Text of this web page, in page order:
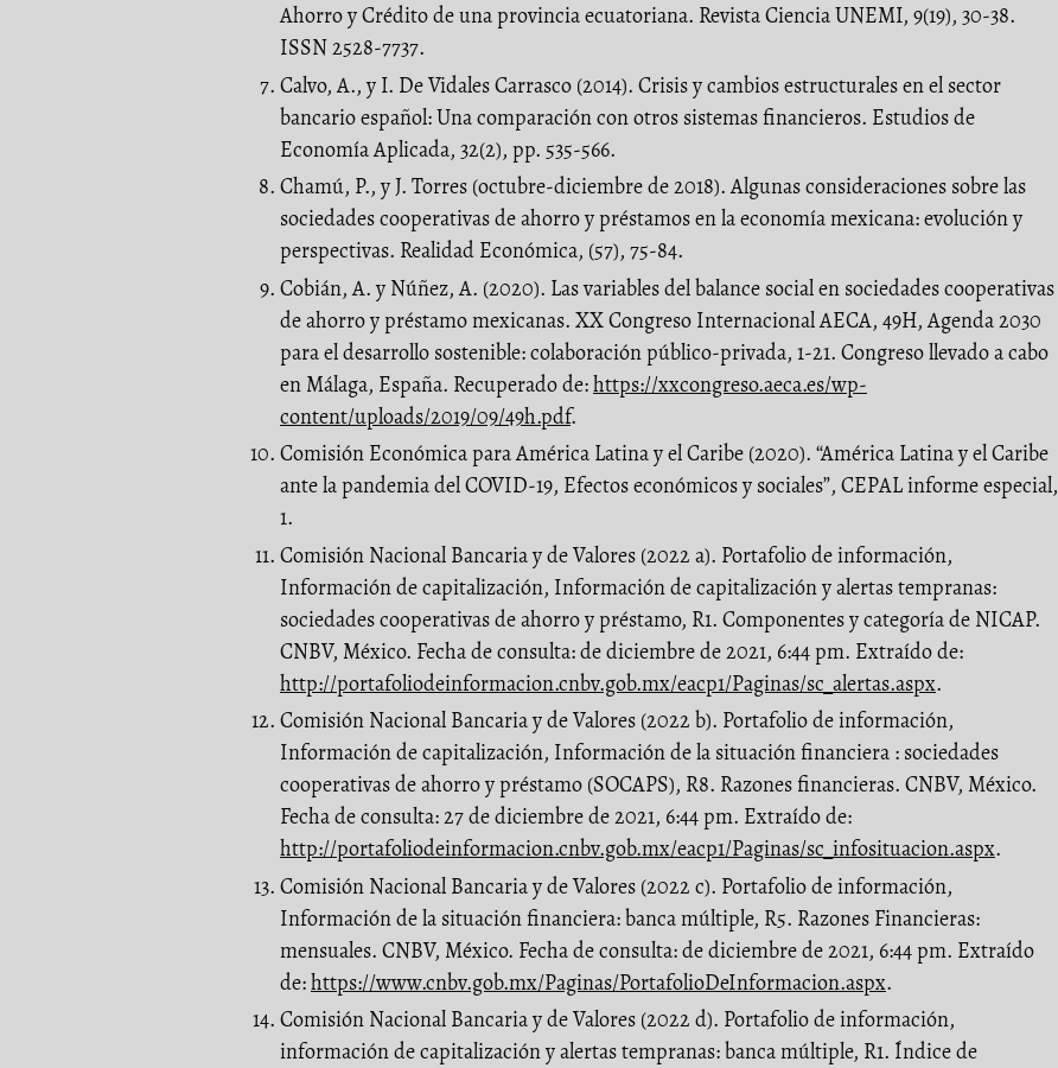
Ahorro y Crédito de una provincia ecuatoriana. Revista Ciencia UNEMI, 9(19), 30-38.
ISSN 2528-7737.
Calvo, A., y I. De Vidales Carrasco (2014). Crisis y cambios estructurales en el sector
bancario español: Una comparación con otros sistemas financieros. Estudios de
Economía Aplicada, 32(2), pp. 535-566.
Chamú, P., y J. Torres (octubre-diciembre de 2018). Algunas consideraciones sobre las
sociedades cooperativas de ahorro y préstamos en la economía mexicana: evolución y
perspectivas. Realidad Económica, (57), 75-84.
Cobián, A. y Núñez, A. (2020). Las variables del balance social en sociedades cooperativas
de ahorro y préstamo mexicanas. XX Congreso Internacional AECA, 49H, Agenda 2030
para el desarrollo sostenible: colaboración público-privada, 1-21. Congreso llevado a cabo
en Málaga, España. Recuperado de:https://xxcongreso.aeca.es/wp-
content/uploads/2019/09/49h.pdf.
Comisión Económica para América Latina y el Caribe (2020). “América Latina y el Caribe
ante la pandemia del COVID-19, Efectos económicos y sociales”, CEPAL informe especial,
1.
Comisión Nacional Bancaria y de Valores (2022 a). Portafolio de información,
Información de capitalización, Información de capitalización y alertas tempranas:
sociedades cooperativas de ahorro y préstamo, R1. Componentes y categoría de NICAP.
CNBV, México. Fecha de consulta: de diciembre de 2021, 6:44 pm. Extraído de:
http://portafoliodeinformacion.cnbv.gob.mx/eacp1/Paginas/sc_alertas.aspx.
Comisión Nacional Bancaria y de Valores (2022 b). Portafolio de información,
Información de capitalización, Información de la situación financiera : sociedades
cooperativas de ahorro y préstamo (SOCAPS), R8. Razones financieras. CNBV, México.
Fecha de consulta: 27 de diciembre de 2021, 6:44 pm. Extraído de:
http://portafoliodeinformacion.cnbv.gob.mx/eacp1/Paginas/sc_infosituacion.aspx.
Comisión Nacional Bancaria y de Valores (2022 c). Portafolio de información,
Información de la situación financiera: banca múltiple, R5. Razones Financieras:
mensuales. CNBV, México. Fecha de consulta: de diciembre de 2021, 6:44 pm. Extraído
de:https://www.cnbv.gob.mx/Paginas/PortafolioDeInformacion.aspx.
Comisión Nacional Bancaria y de Valores (2022 d). Portafolio de información,
información de capitalización y alertas tempranas: banca múltiple, R1. Índice de